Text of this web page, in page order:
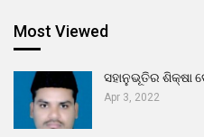
Most Viewed
ସହାନୁଭୂତିର ଶିକ୍ଷା
Apr 3, 2022